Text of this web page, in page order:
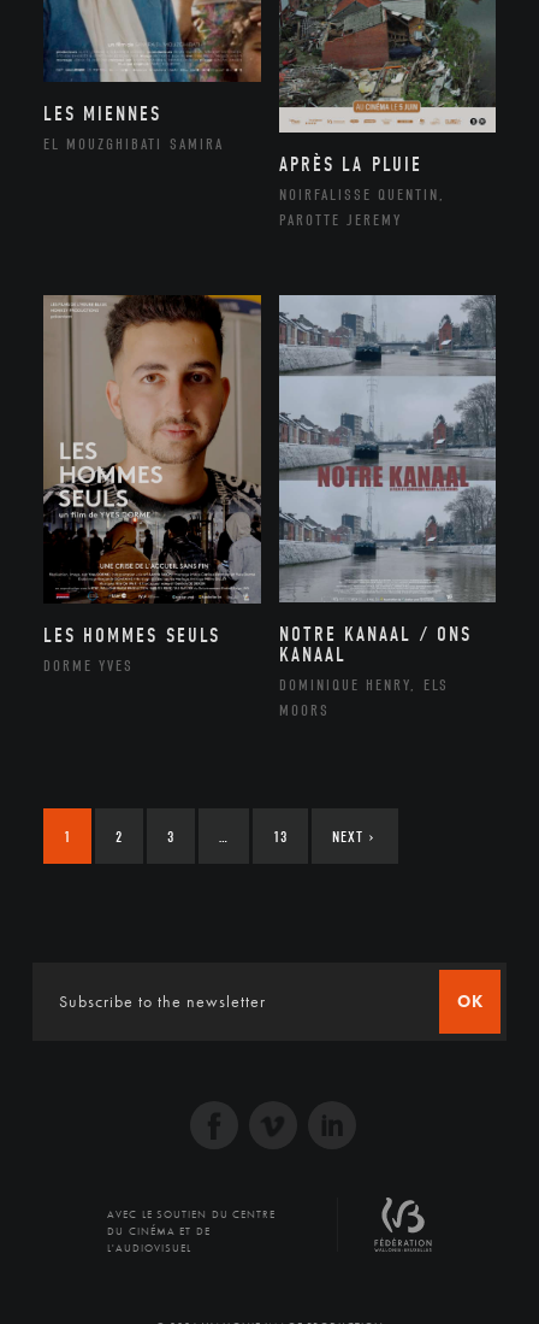
LES MIENNES
EL MOUZGHIBATI SAMIRA
APRÈS LA PLUIE
NOIRFALISSE QUENTIN,
PAROTTE JEREMY
LES HOMMES SEULS
DORME YVES
NOTRE KANAAL / ONS
KANAAL
DOMINIQUE HENRY, ELS
MOORS
1 2 3 13 NEXT ›
OK
AVEC LE SOUTIEN DU CENTRE
DU CINÉMA ET DE
L'AUDIOVISUEL